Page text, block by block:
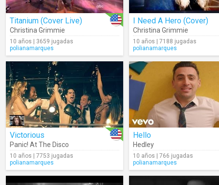
Titanium (Cover Live)
Christina Grimmie
10 años | 3659 jugadas
polianamarques
I Need A Hero (Cover)
Christina Grimmie
10 años | 7188 jugadas
polianamarques
Victorious
Panic! At The Disco
10 años | 7753 jugadas
polianamarques
Hello
Hedley
10 años | 766 jugadas
polianamarques